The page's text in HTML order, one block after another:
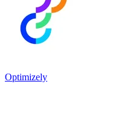
Optimizely